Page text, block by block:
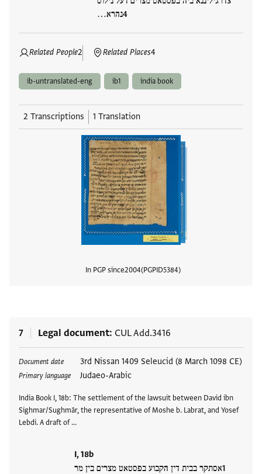
נהרא…
Related People2 Related Places4
ib-untranslated-eng ib1 india book
2 Transcriptions 1 Translation
In PGP since2004 PGPID5384
7 Legal document CUL Add.3416
Document date 3rd Nissan 1409 Seleucid (8 March 1098 CE)
Primary language Judaeo-Arabic
India Book I, 18b: The settlement of the lawsuit between David ibn
Sighmar/Sughmār, the representative of Moshe b. Labrat, and Yosef
Lebdi. A draft of …
I, 18b
אסתקר בבית דין הקבוע בפסטאט מצרים בין מר
Tags